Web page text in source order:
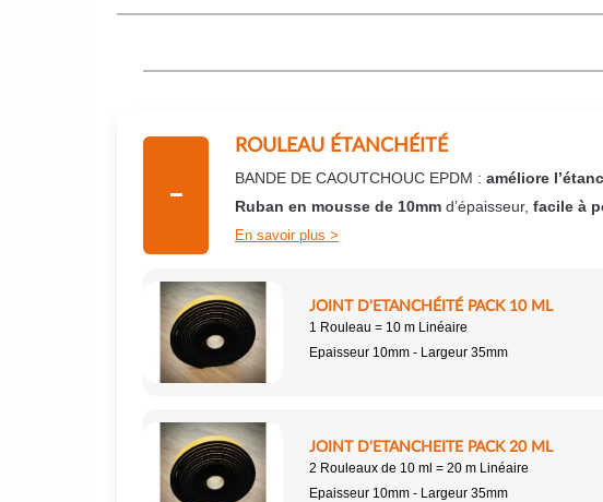
ROULEAU ÉTANCHÉITÉ
BANDE DE CAOUTCHOUC EPDM : améliore
Ruban en mousse de 10mm d’épaisseur, facile à
En savoir plus
JOINT D'ETANCHÉITÉ PACK 10 ML
1 Rouleau = 10 m Linéaire
Epaisseur 10mm - Largeur 35mm
JOINT D'ETANCHEITE PACK 20 ML
2 Rouleaux de 10 ml = 20 m Linéaire
Epaisseur 10mm - Largeur 35mm